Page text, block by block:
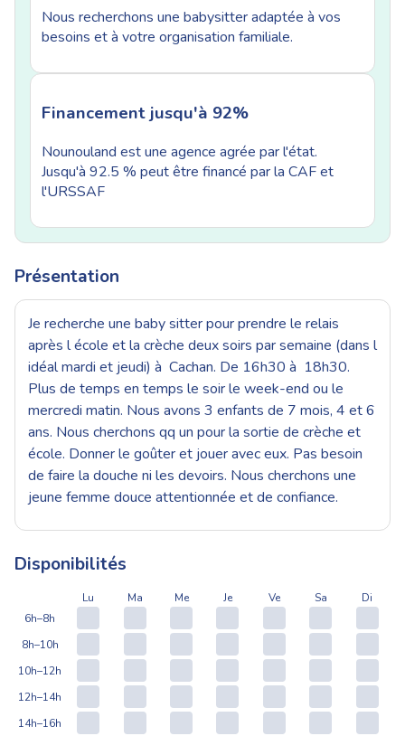
Nous recherchons une babysitter adaptée à vos
besoins et à votre organisation familiale.
Financement jusqu'à 92%
Nounouland est une agence agrée par l'état.
Jusqu'à 92.5 % peut être financé par la CAF et
l'URSSAF
Présentation
Je recherche une baby sitter pour prendre le relais
après l école et la crèche deux soirs par semaine (dans l
idéal mardi et jeudi) à Cachan. De 16h30 à 18h30.
Plus de temps en temps le soir le week-end ou le
mercredi matin. Nous avons 3 enfants de 7 mois, 4 et 6
ans. Nous cherchons qq un pour la sortie de crèche et
école. Donner le goûter et jouer avec eux. Pas besoin
de faire la douche ni les devoirs. Nous cherchons une
jeune femme douce attentionnée et de confiance.
Disponibilités
Lu Ma Me Je Ve Sa
Di
6h–8h
8h–10h
10h–12h
12h–14h
14h–16h